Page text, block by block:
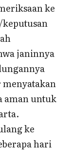
ke
janinnya
aman untuk
ke
hari